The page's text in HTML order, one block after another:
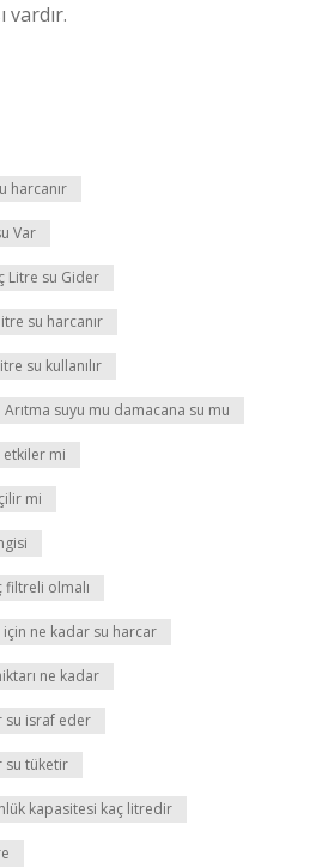
vardır.
harcanır
Var
Litre su Gider
su harcanır
su kullanılır
Arıtma suyu mu damacana su mu
etkiler mi
mi
filtreli olmalı
için ne kadar su harcar
ne kadar
su israf eder
su tüketir
kapasitesi kaç litredir